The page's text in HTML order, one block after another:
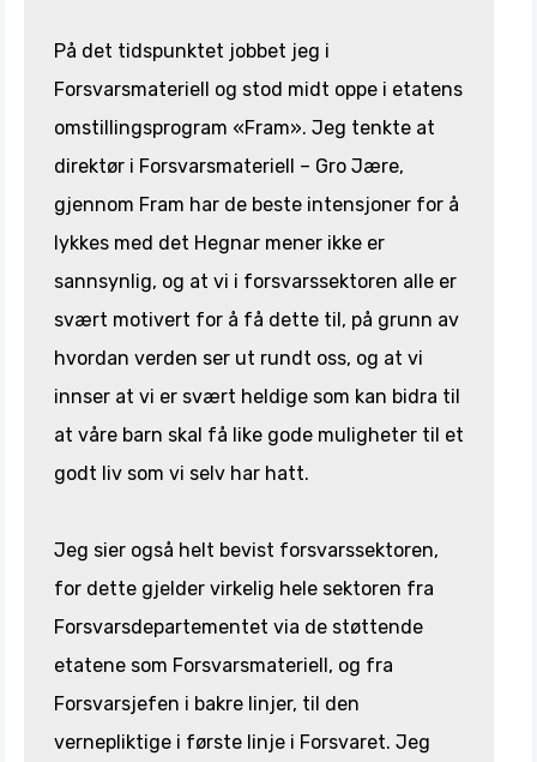
På det tidspunktet jobbet jeg i
Forsvarsmateriell og stod midt oppe i etatens
omstillingsprogram «Fram». Jeg tenkte at
direktør i Forsvarsmateriell – Gro Jære,
gjennom Fram har de beste intensjoner for å
lykkes med det Hegnar mener ikke er
sannsynlig, og at vi i forsvarssektoren alle er
svært motivert for å få dette til, på grunn av
hvordan verden ser ut rundt oss, og at vi
innser at vi er svært heldige som kan bidra til
at våre barn skal få like gode muligheter til et
godt liv som vi selv har hatt.
Jeg sier også helt bevist forsvarssektoren,
for dette gjelder virkelig hele sektoren fra
Forsvarsdepartementet via de støttende
etatene som Forsvarsmateriell, og fra
Forsvarsjefen i bakre linjer, til den
vernepliktige i første linje i Forsvaret. Jeg